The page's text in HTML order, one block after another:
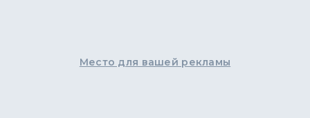
Место для вашей рекламы